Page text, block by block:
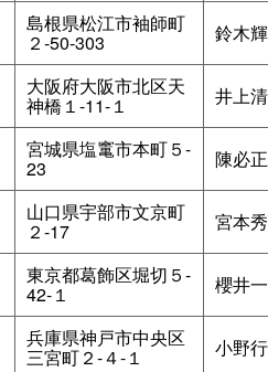
島根県松江市袖師町
２‐50‐303 鈴木
大阪府大阪市北区天
神橋１‐11‐１ 井上
宮城県塩竃市本町５‐
23 陳必正
山口県宇部市文京町
２‐17 宮本
東京都葛飾区堀切５‐
42‐１ 櫻井
兵庫県神戸市中央区
三宮町２‐４‐１ 小野